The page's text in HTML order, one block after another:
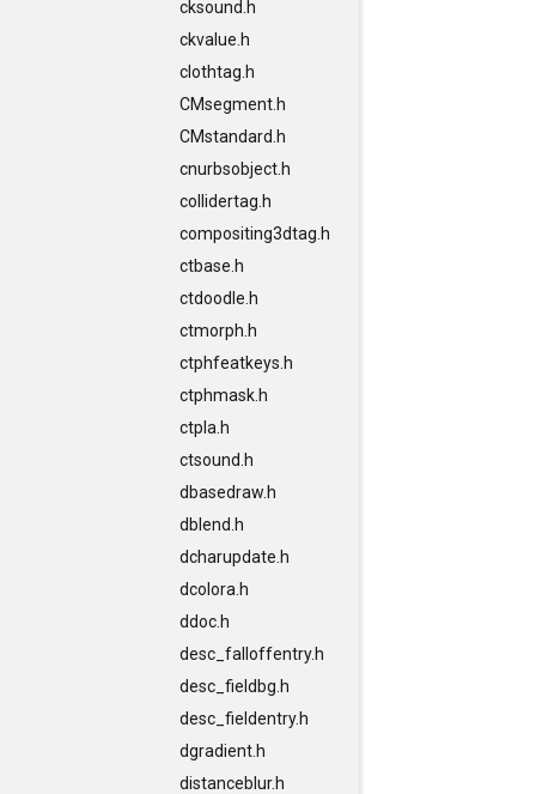
cksound.h
ckvalue.h
clothtag.h
CMsegment.h
CMstandard.h
cnurbsobject.h
collidertag.h
compositing3dtag.h
ctbase.h
ctdoodle.h
ctmorph.h
ctphfeatkeys.h
ctphmask.h
ctpla.h
ctsound.h
dbasedraw.h
dblend.h
dcharupdate.h
dcolora.h
ddoc.h
desc_falloffentry.h
desc_fieldbg.h
desc_fieldentry.h
dgradient.h
distanceblur.h